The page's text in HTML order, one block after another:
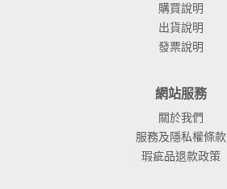
購買說明
出貨說明
發票說明
網站服務
關於我們
服務及隱私權條款
瑕疵品退款政策